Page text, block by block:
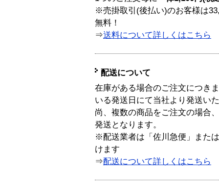
※売掛取引(後払い)のお客様は
無料！
⇒送料について詳しくはこちら
配送について
在庫がある場合のご注文につき
いる発送日にて当社より発送い
尚、複数の商品をご注文の場合
発送となります。
※配送業者は「佐川急便」また
けます
⇒配送について詳しくはこちら